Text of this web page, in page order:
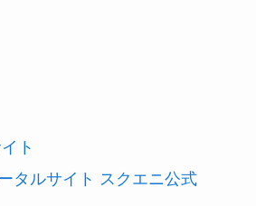
ト
タルサイト スクエニ公式